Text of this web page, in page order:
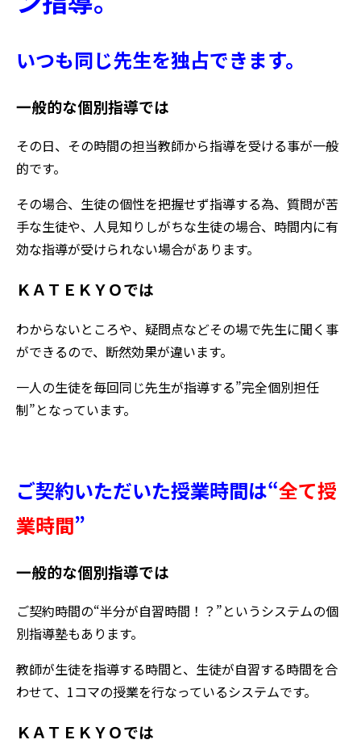
いつも同じ先生を独占できます。
一般的な個別指導では
その日、その時間の担当教師から指導を受ける事が一般
的です。
その場合、生徒の個性を把握せず指導する為、質問が苦
手な生徒や、人見知りしがちな生徒の場合、時間内に有
効な指導が受けられない場合があります。
ＫＡＴＥＫＹＯでは
わからないところや、疑問点などその場で先生に聞く事
ができるので、断然効果が違います。
一人の生徒を毎回同じ先生が指導する”完全個別担任
制”となっています。
ご契約いただいた授業時間は“全て授
業時間”
一般的な個別指導では
ご契約時間の“半分が自習時間！？”というシステムの個
別指導塾もあります。
教師が生徒を指導する時間と、生徒が自習する時間を合
わせて、1コマの授業を行なっているシステムです。
ＫＡＴＥＫＹＯでは